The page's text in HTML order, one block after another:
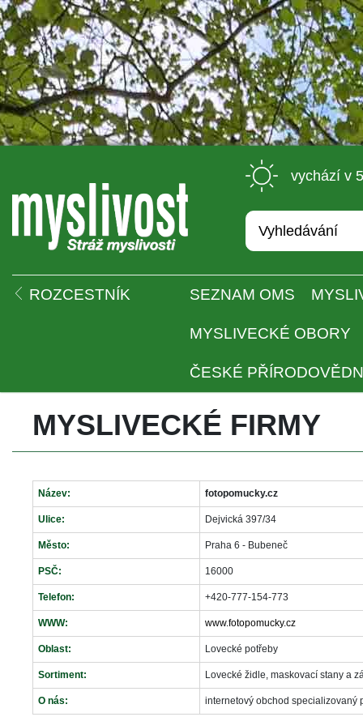
vychází v
ROZCESTNÍK SEZNAM OMS
MYSLIVECKÉ OBORY
ČESKÉ
MYSLIVECKÉ FIRMY
Název: fotopomucky.cz
Ulice: Dejvická 397/34
Město: Praha 6 - Bubeneč
PSČ: 16000
Telefon: +420-777-154-773
WWW: www.fotopomucky.cz
Oblast: Lovecké potřeby
Sortiment: Lovecké židle, maskovací stany a
O nás: internetový obchod specializovaný